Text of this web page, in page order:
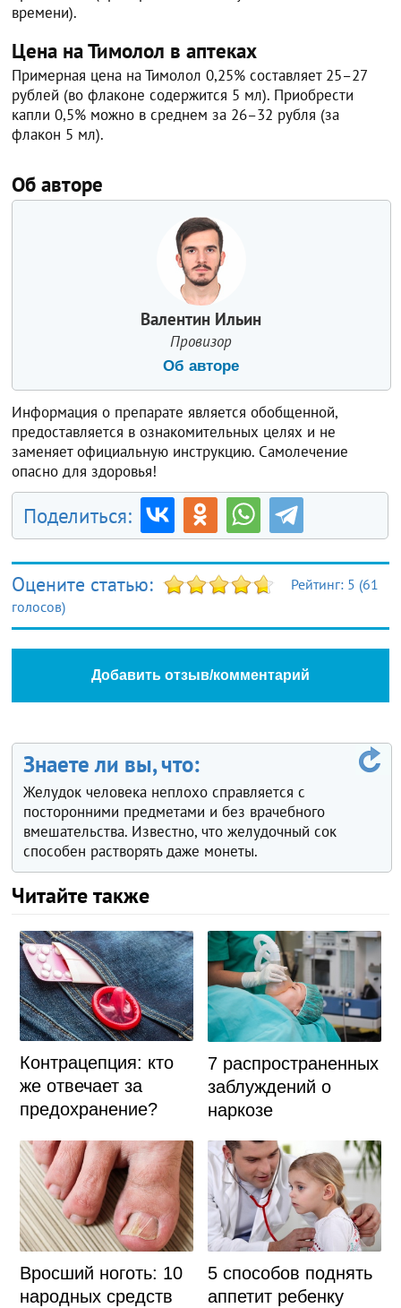
времени).
Цена на Тимолол в аптеках
Примерная цена на Тимолол 0,25% составляет 25–27
рублей (во флаконе содержится 5 мл). Приобрести
капли 0,5% можно в среднем за 26–32 рубля (за
флакон 5 мл).
Об авторе
Валентин Ильин
Провизор
Об авторе
Информация о препарате является обобщенной,
предоставляется в ознакомительных целях и не
заменяет официальную инструкцию. Самолечение
опасно для здоровья!
Поделиться:
Оцените статью: Рейтинг: 5 (61
голосов)
Добавить отзыв/комментарий
Знаете ли вы, что:
Желудок человека неплохо справляется с
посторонними предметами и без врачебного
вмешательства. Известно, что желудочный сок
способен растворять даже монеты.
Читайте также
Контрацепция: кто
же отвечает за
предохранение?
7 распространенных
заблуждений о
наркозе
Вросший ноготь: 10
народных средств
5 способов поднять
аппетит ребенку